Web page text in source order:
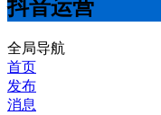
抖音运营
全局导航
首页
发布
消息